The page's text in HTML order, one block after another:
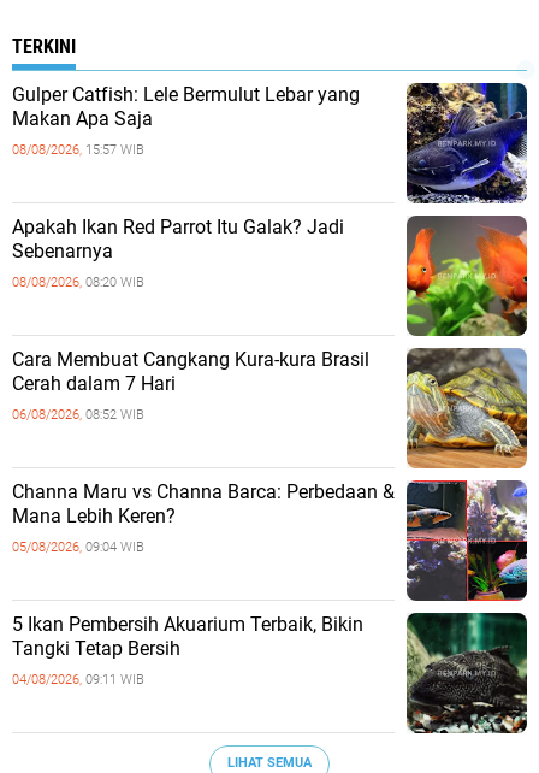
TERKINI
Gulper Catfish: Lele Bermulut Lebar yang
Makan Apa Saja
08/08/2026, 15:57 WIB
Apakah Ikan Red Parrot Itu Galak? Jadi
Sebenarnya
08/08/2026, 08:20 WIB
Cara Membuat Cangkang Kura-kura Brasil
Cerah dalam 7 Hari
06/08/2026, 08:52 WIB
Channa Maru vs Channa Barca: Perbedaan &
Mana Lebih Keren?
05/08/2026, 09:04 WIB
5 Ikan Pembersih Akuarium Terbaik, Bikin
Tangki Tetap Bersih
04/08/2026, 09:11 WIB
LIHAT SEMUA